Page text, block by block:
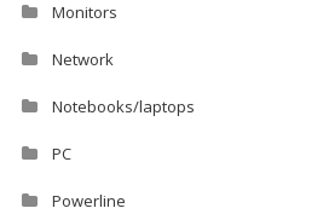
Monitors
Network
Notebooks/laptops
PC
Powerline